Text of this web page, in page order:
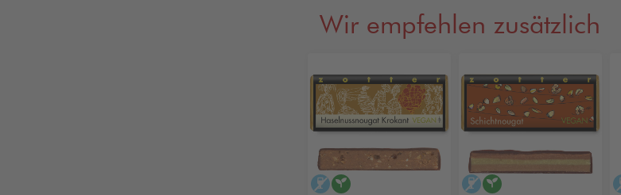
Wir empfehlen zusätzlich
alkoholfrei alkoholfrei